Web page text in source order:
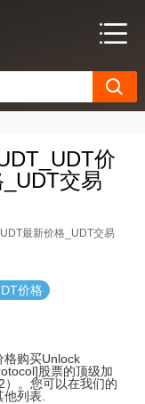
价
交易
最新价格_UDT交易
价格
格购买Unlock
股票的顶级加
）。您可以在我们的
列表.